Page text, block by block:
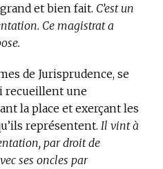
et bien fait. C’est un
Ce magistrat a
de Jurisprudence, se
recueillent une
la place et exerçant les
représentent. Il vint à
par droit de
ses oncles par